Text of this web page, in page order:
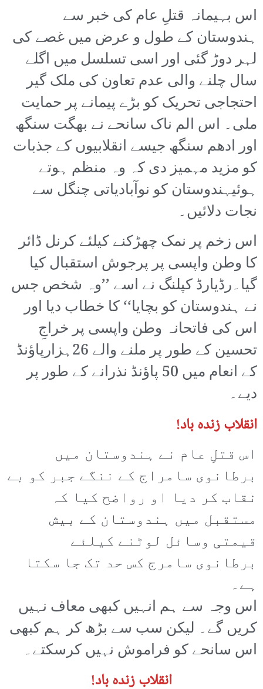
اس بہیمانہ قتلِ عام کی خبر سے
ہندوستان کے طول و عرض میں غصے کی
لہر دوڑ گئی اور اسی تسلسل میں اگلے
سال چلنے والی عدم تعاون کی ملک گیر
احتجاجی تحریک کو بڑے پیمانے پر حمایت
ملی۔ اس الم ناک سانحے نے بھگت سنگھ
اور ادھم سنگھ جیسے انقلابیوں کے جذبات
کو مزید مہمیز دی کہ وہ منظم ہوتے
ہوئیہندوستان کو نوآبادیاتی چنگل سے
نجات دلائیں۔
اس زخم پر نمک چھڑکنے کیلئے کرنل ڈائر
کا وطن واپسی پر پرجوش استقبال کیا
گیا۔رڈیارڈ کپلنگ نے اسے ’’وہ شخص جس
نے ہندوستان کو بچایا‘‘ کا خطاب دیا اور
اس کی فاتحانہ وطن واپسی پر خراجِ
تحسین کے طور پر ملنے والے 26ہزارپاؤنڈ
کے انعام میں 50 پاؤنڈ نذرانے کے طور پر
دیے۔
انقلاب زندہ باد!
اس قتلِ عام نے ہندوستان میں
برطانوی سامراج کے ننگے جبر کو بے
نقاب کر دیا او رواضح کیا کہ
مستقبل میں ہندوستان کے بیش
قیمتی وسائل لوٹنے کیلئے
برطانوی سامرج کس حد تک جا سکتا
ہے۔
اس وجہ سے ہم انہیں کبھی معاف نہیں
کریں گے۔ لیکن سب سے بڑھ کر ہم کبھی
اس سانحے کو فراموش نہیں کرسکتے۔
انقلاب زندہ باد!